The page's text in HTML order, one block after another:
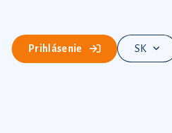
Prihlásenie SK